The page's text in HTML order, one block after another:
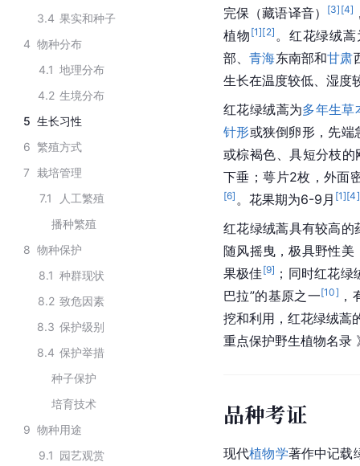
3.4 果实和种子
4 物种分布
4.1 地理分布
4.2 生境分布
5 生长习性
6 繁殖方式
7 栽培管理
7.1
人工繁殖
播种繁殖
8 物种保护
8.1 种群现状
8.2 致危因素
8.3 保护级别
8.4 保护举措
种子保护
培育技术
9 物种用途
9.1 园艺观赏
完保（藏语译音）
[3] [4]
植物 [1][2] 。红花绿绒
部、青海东南部和甘肃
生长在温度较低、湿度
红花绿绒蒿为多年生草
针形或狭倒卵形，先端
或棕褐色、具短分枝
下垂；萼片2枚，外面
[6] 。花果期为6-9月 [1][4]
红花绿绒蒿具有较高的
随风摇曳，极具野性美
果极佳[9] ；同时红花
巴拉”的基原之一[10]
挖和利用，红花绿绒蒿
重点保护野生植物名录
品种考证
现代植物学著作中记载